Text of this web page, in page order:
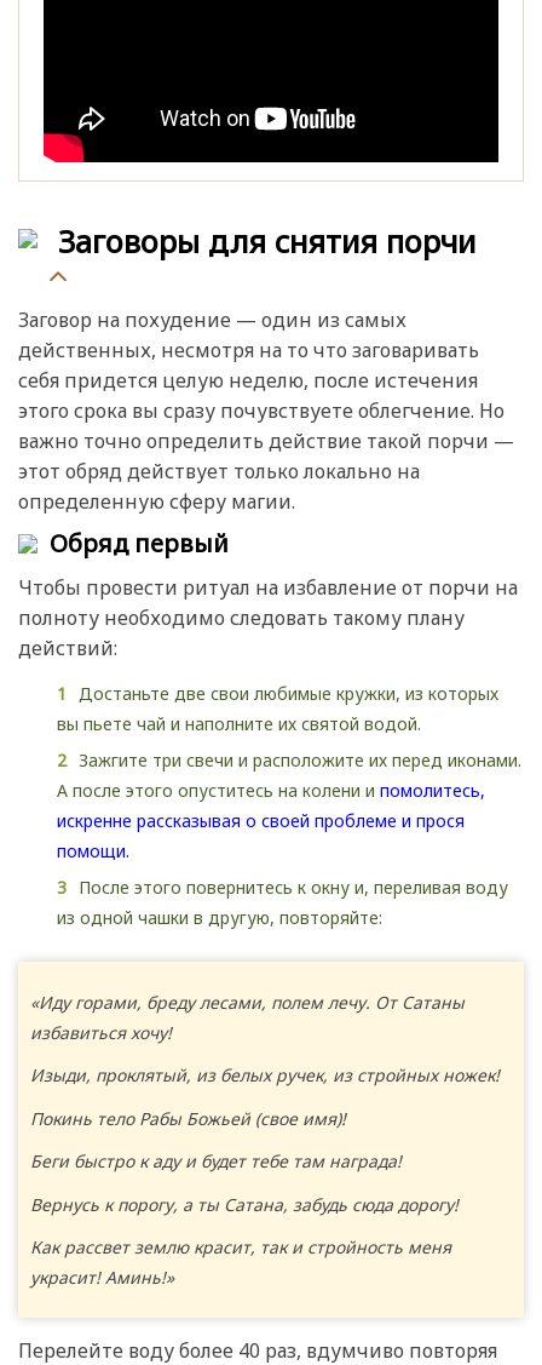
Заговоры для снятия порчи
Заговор на похудение — один из самых
действенных, несмотря на то что заговаривать
себя придется целую неделю, после истечения
этого срока вы сразу почувствуете облегчение. Но
важно точно определить действие такой порчи —
этот обряд действует только локально на
определенную сферу магии.
Обряд первый
Чтобы провести ритуал на избавление от порчи на
полноту необходимо следовать такому плану
действий:
Достаньте две свои любимые кружки, из которых
вы пьете чай и наполните их святой водой.
Зажгите три свечи и расположите их перед иконами.
А после этого опуститесь на колени и помолитесь,
искренне рассказывая о своей проблеме и прося
помощи.
После этого повернитесь к окну и, переливая воду
из одной чашки в другую, повторяйте:
«Иду горами, бреду лесами, полем лечу. От Сатаны
избавиться хочу!
Изыди, проклятый, из белых ручек, из стройных ножек!
Покинь тело Рабы Божьей (свое имя)!
Беги быстро к аду и будет тебе там награда!
Вернусь к порогу, а ты Сатана, забудь сюда дорогу!
Как рассвет землю красит, так и стройность меня
украсит! Аминь!»
Перелейте воду более 40 раз, вдумчиво повторяя